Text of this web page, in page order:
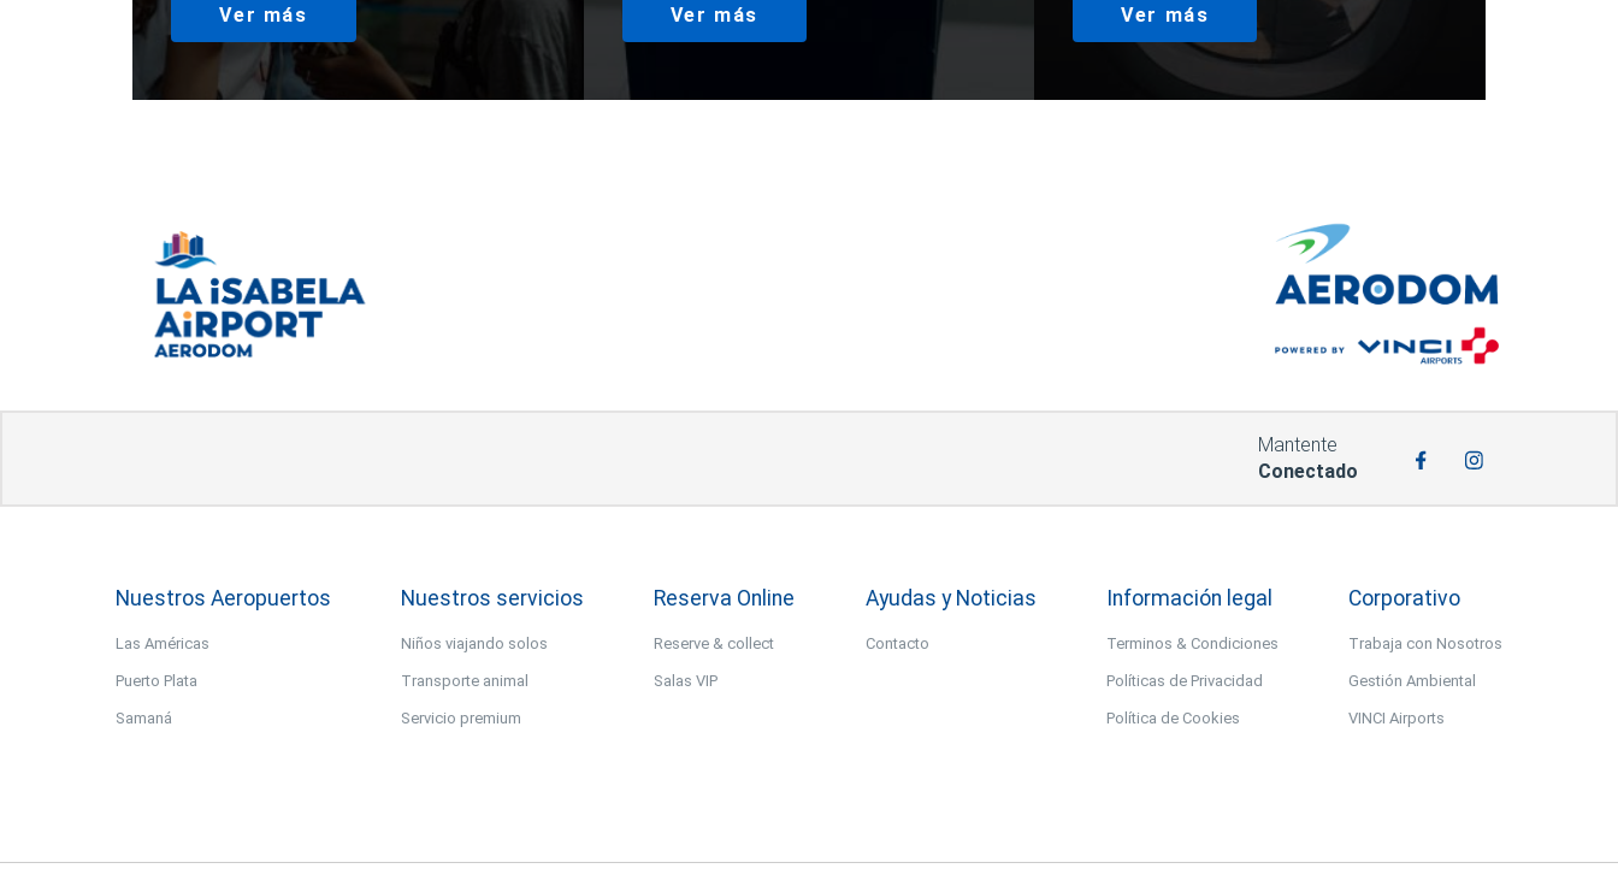
Ver más Ver más Ver más
Mantente
Conectado
Nuestros Aeropuertos
Las Américas
Puerto Plata
Samaná
Nuestros servicios
Niños viajando solos
Transporte animal
Servicio premium
Reserva Online
Reserve & collect
Salas VIP
Ayudas y Noticias
Contacto
Información legal
Terminos & Condiciones
Políticas de Privacidad
Política de Cookies
Corporativo
Trabaja con Nosotros
Gestión Ambiental
VINCI Airports